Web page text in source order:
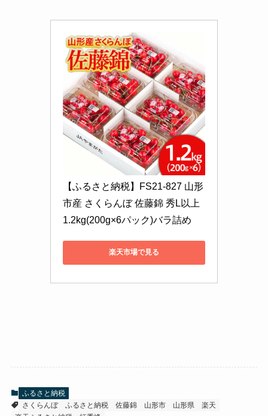
【ふるさと納税】FS21-827 山形
市産 さくらんぼ 佐藤錦 秀L以上
1.2kg(200g×6パック)バラ詰め
楽天市場で見る
ふるさと納税
さくらんぼ
ふるさと納税 佐藤錦 山形市 山形県
楽天